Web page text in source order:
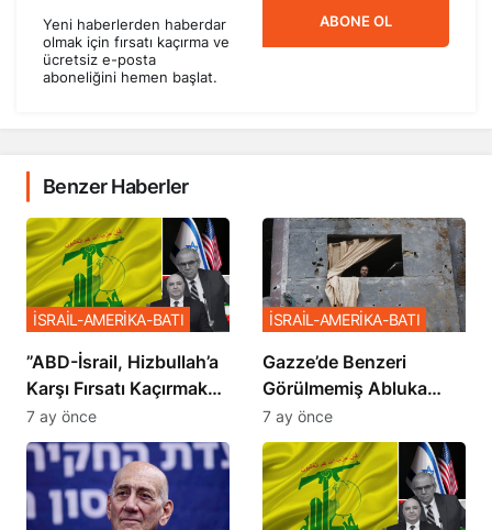
Yeni haberlerden haberdar
olmak için fırsatı kaçırma ve
ücretsiz e-posta
aboneliğini hemen başlat.
ABONE OL
Benzer Haberler
​​​​​​​”ABD-İsrail, Hizbullah’a
Karşı Fırsatı Kaçırmak
İstemiyor”
İSRAİL-AMERİKA-BATI
7 ay önce
​​​​​​​Gazze’de Benzeri
Görülmemiş Abluka
Planı
İSRAİL-AMERİKA-BATI
7 ay önce